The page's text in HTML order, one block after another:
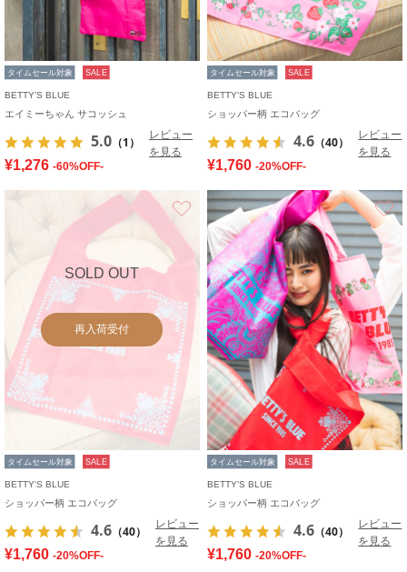
タイムセール対象 SALE
BETTY'S BLUE
エイミーちゃん サコッシュ
5.0 （1）
レビュー
を見る
¥1,276 -60%OFF-
タイムセール対象 SALE
BETTY'S BLUE
ショッパー柄 エコバッグ
4.6 （40）
レビュー
を見る
¥1,760 -20%OFF-
SOLD OUT
再入荷受付
お気に入り
タイムセール対象 SALE
BETTY'S BLUE
ショッパー柄 エコバッグ
4.6 （40）
レビュー
を見る
¥1,760 -20%OFF-
タイムセール対象 SALE
BETTY'S BLUE
ショッパー柄 エコバッグ
4.6 （40）
レビュー
を見る
¥1,760 -20%OFF-